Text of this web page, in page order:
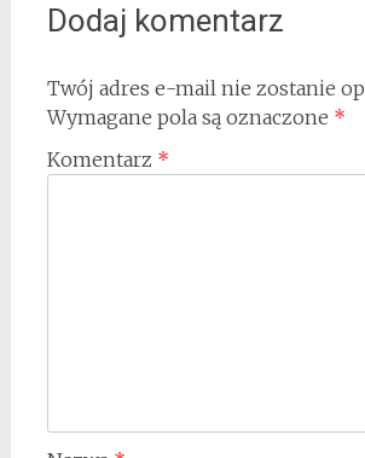
Dodaj komentarz
Twój adres e-mail nie zostanie
Wymagane pola są oznaczone *
Komentarz *